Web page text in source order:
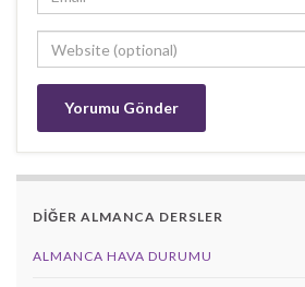
DİĞER ALMANCA DERSLER
ALMANCA HAVA DURUMU